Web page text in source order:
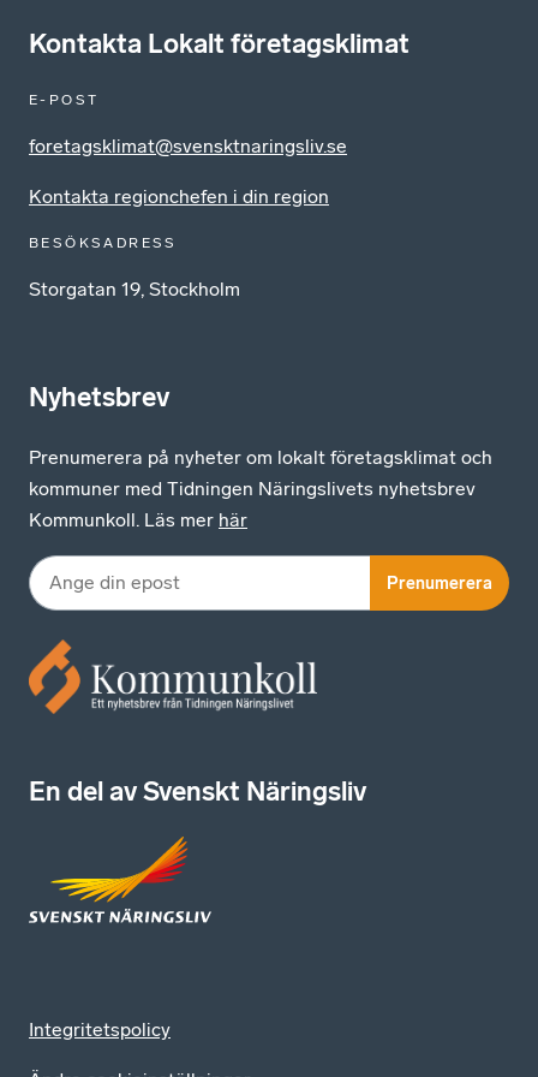
Kontakta Lokalt företagsklimat
E-POST
foretagsklimat@svensktnaringsliv.se
Kontakta regionchefen i din region
BESÖKSADRESS
Storgatan 19, Stockholm
Nyhetsbrev
Prenumerera på nyheter om lokalt företagsklimat och
kommuner med Tidningen Näringslivets nyhetsbrev
Kommunkoll. Läs mer här
Prenumerera
En del av Svenskt Näringsliv
Integritetspolicy